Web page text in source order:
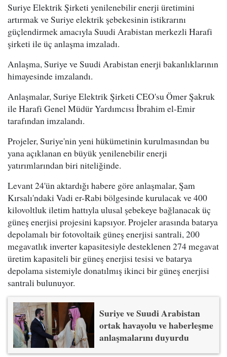
Suriye Elektrik Şirketi yenilenebilir enerji üretimini
artırmak ve Suriye elektrik şebekesinin istikrarını
güçlendirmek amacıyla Suudi Arabistan merkezli Harafi
şirketi ile üç anlaşma imzaladı.
Anlaşma, Suriye ve Suudi Arabistan enerji bakanlıklarının
himayesinde imzalandı.
Anlaşmalar, Suriye Elektrik Şirketi CEO'su Ömer Şakruk
ile Harafi Genel Müdür Yardımcısı İbrahim el-Emir
tarafından imzalandı.
Projeler, Suriye'nin yeni hükümetinin kurulmasından bu
yana açıklanan en büyük yenilenebilir enerji
yatırımlarından biri niteliğinde.
Levant 24'ün aktardığı habere göre anlaşmalar, Şam
Kırsalı'ndaki Vadi er-Rabi bölgesinde kurulacak ve 400
kilovoltluk iletim hattıyla ulusal şebekeye bağlanacak üç
güneş enerjisi projesini kapsıyor. Projeler arasında batarya
depolamalı bir fotovoltaik güneş enerjisi santrali, 200
megavatlık inverter kapasitesiyle desteklenen 274 megavat
üretim kapasiteli bir güneş enerjisi tesisi ve batarya
depolama sistemiyle donatılmış ikinci bir güneş enerjisi
santrali bulunuyor.
Suriye ve Suudi Arabistan
ortak havayolu ve haberleşme
anlaşmalarını duyurdu